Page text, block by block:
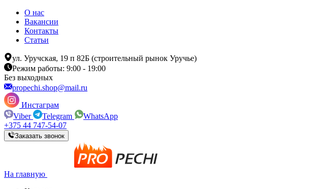
О нас
Вакансии
Контакты
Статьи
ул. Уручская, 19 п 82Б (строительный рынок Уручье)
Режим работы: 9:00 - 19:00
Без выходных
propechi.shop@mail.ru
Инстаграм
Viber
Telegram
WhatsApp
+375 44 747-54-07
Заказать звонок
На главную